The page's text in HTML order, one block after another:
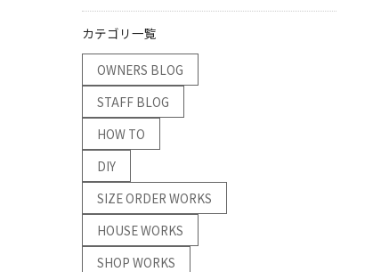
カテゴリ一覧
OWNERS BLOG
STAFF BLOG
HOW TO
DIY
SIZE ORDER WORKS
HOUSE WORKS
SHOP WORKS